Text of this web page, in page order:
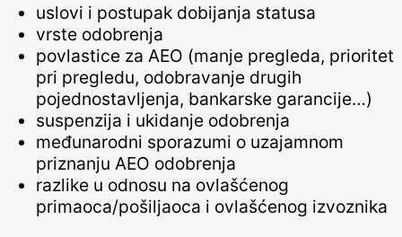
uslovi i postupak dobijanja statusa
vrste odobrenja
povlastice za AEO (manje pregleda, prioritet
pri pregledu, odobravanje drugih
pojednostavljenja, bankarske garancije…)
suspenzija i ukidanje odobrenja
međunarodni sporazumi o uzajamnom
priznanju AEO odobrenja
razlike u odnosu na ovlašćenog
primaoca/pošiljaoca i ovlašćenog izvoznika